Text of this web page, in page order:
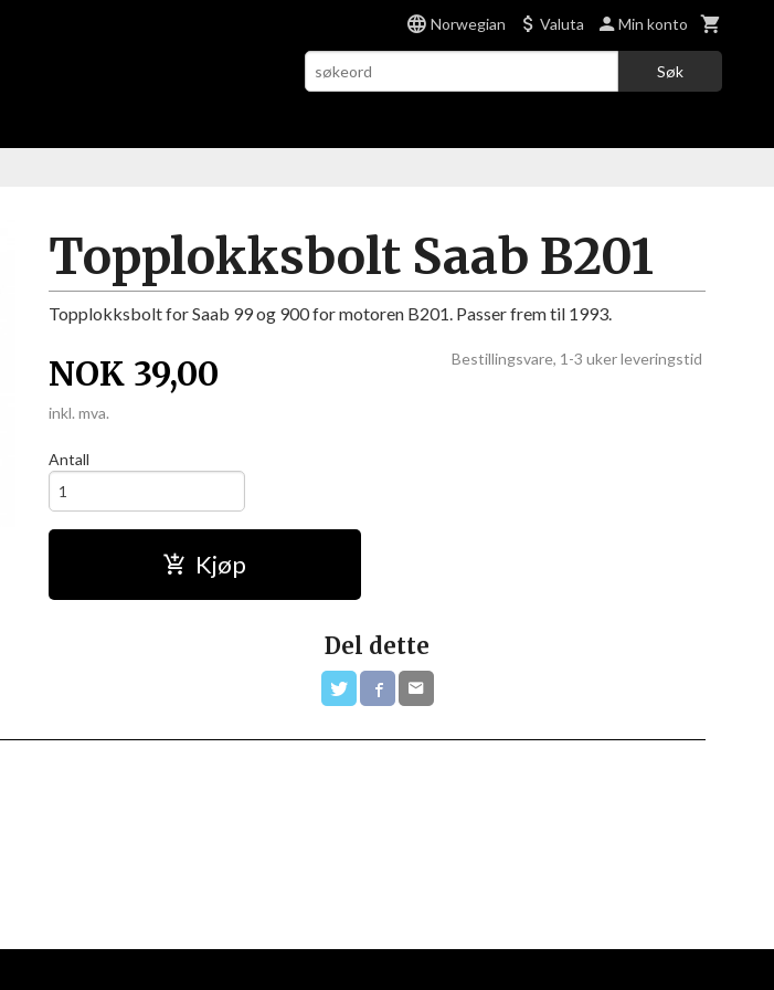
Norwegian Valuta Min konto
Søk
Topplokksbolt Saab B201
Topplokksbolt for Saab 99 og 900 for motoren B201. Passer frem til 1993.
NOK 39,00
inkl. mva.
Bestillingsvare, 1-3 uker leveringstid
Antall
Kjøp
Del dette